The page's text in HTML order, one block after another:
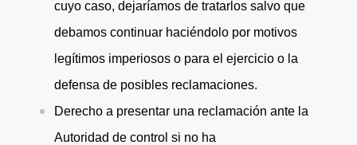
cuyo caso, dejaríamos de tratarlos salvo que
debamos continuar haciéndolo por motivos
legítimos imperiosos o para el ejercicio o la
defensa de posibles reclamaciones.
Derecho a presentar una reclamación ante la
Autoridad de control si no ha